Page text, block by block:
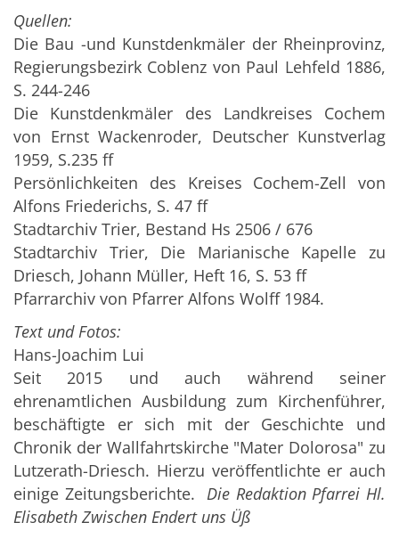
Quellen:
Die Bau -und Kunstdenkmäler der Rheinprovinz,
Regierungsbezirk Coblenz von Paul Lehfeld 1886,
S. 244-246
Die Kunstdenkmäler des Landkreises Cochem
von Ernst Wackenroder, Deutscher Kunstverlag
1959, S.235 ff
Persönlichkeiten des Kreises Cochem-Zell von
Alfons Friederichs, S. 47 ff
Stadtarchiv Trier, Bestand Hs 2506 / 676
Stadtarchiv Trier, Die Marianische Kapelle zu
Driesch, Johann Müller, Heft 16, S. 53 ff
Pfarrarchiv von Pfarrer Alfons Wolff 1984.
Text und Fotos:
Hans-Joachim Lui
Seit 2015 und auch während seiner
ehrenamtlichen Ausbildung zum Kirchenführer,
beschäftigte er sich mit der Geschichte und
Chronik der Wallfahrtskirche "Mater Dolorosa" zu
Lutzerath-Driesch. Hierzu veröffentlichte er auch
einige Zeitungsberichte. Die Redaktion Pfarrei Hl.
Elisabeth Zwischen Endert uns Üß